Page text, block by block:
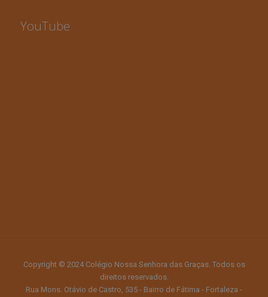
YouTube
Copyright © 2024 Colégio Nossa Senhora das Graças. Todos os
direitos reservados.
Rua Mons. Otávio de Castro, 535 - Bairro de Fátima - Fortaleza -